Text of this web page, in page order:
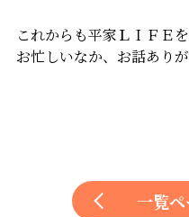
これからも平家ＬＩＦＥ
お忙しいなか、お話あり
一覧